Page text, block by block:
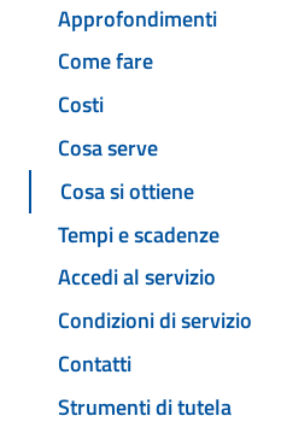
Approfondimenti
Come fare
Costi
Cosa serve
Cosa si ottiene
Tempi e scadenze
Accedi al servizio
Condizioni di servizio
Contatti
Strumenti di tutela